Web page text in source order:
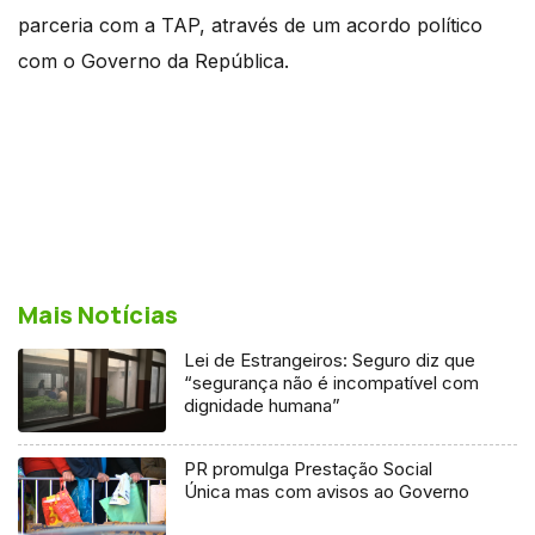
parceria com a TAP, através de um acordo político
com o Governo da República.
Mais Notícias
Lei de Estrangeiros: Seguro diz que
“segurança não é incompatível com
dignidade humana”
PR promulga Prestação Social
Única mas com avisos ao Governo